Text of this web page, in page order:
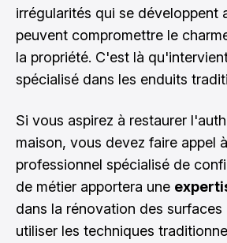
irrégularités qui se développent
peuvent compromettre le
la propriété. C'est là
spécialisé dans les enduits
Si vous aspirez à restaurer
maison, vous devez faire appel
professionnel spécialisé de
de métier apportera une
dans la rénovation des surfaces
utiliser les techniques